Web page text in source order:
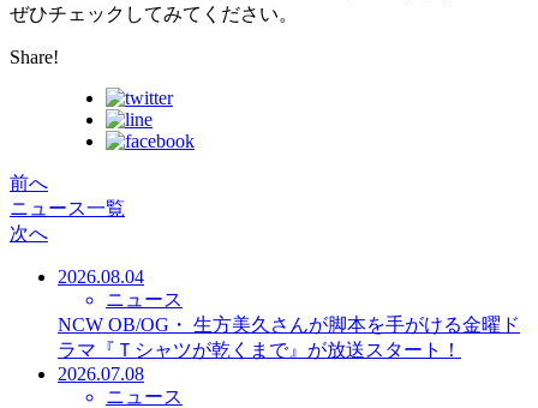
ぜひチェックしてみてください。
Share!
前へ
ニュース一覧
次へ
2026.08.04
ニュース
NCW OB/OG・ 生方美久さんが脚本を手がける金曜ド
ラマ『Ｔシャツが乾くまで』が放送スタート！
2026.07.08
ニュース